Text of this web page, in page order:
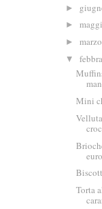
►
►
►
▼
Mini
Torta